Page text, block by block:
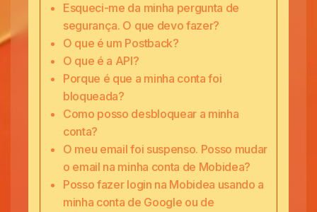
Esqueci-me da minha pergunta de
segurança. O que devo fazer?
O que é um Postback?
O que é a API?
Porque é que a minha conta foi
bloqueada?
Como posso desbloquear a minha
conta?
O meu email foi suspenso. Posso mudar
o email na minha conta de Mobidea?
Posso fazer login na Mobidea usando a
minha conta de Google ou de